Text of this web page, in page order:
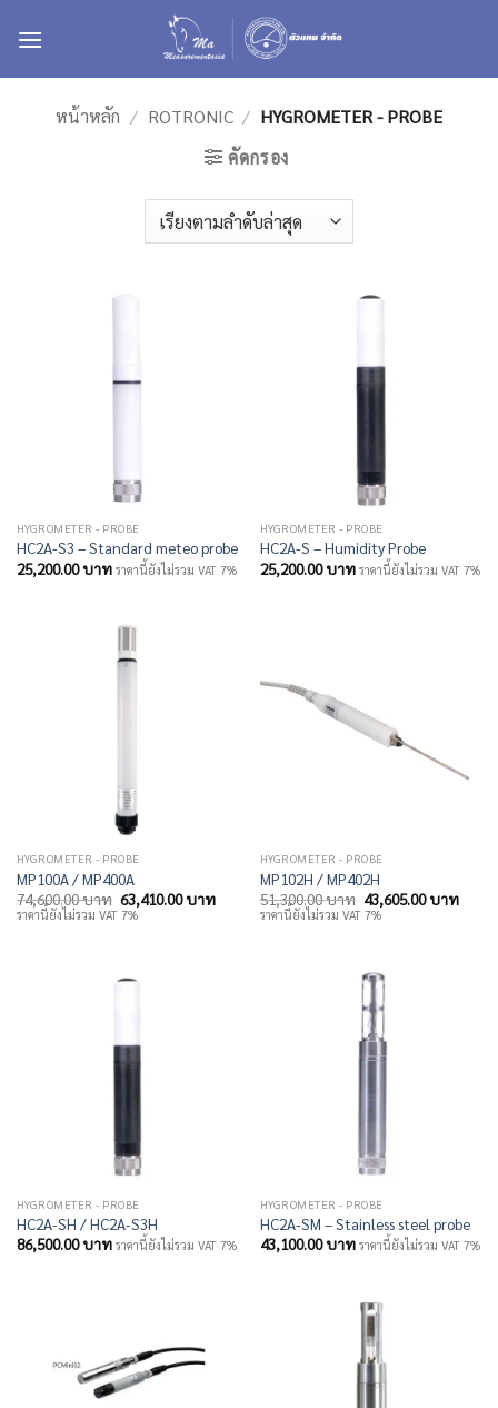
หน้าหลัก / ROTRONIC / HYGROMETER - PROBE
คัดกรอง
HYGROMETER - PROBE
HC2A-S3 – Standard meteo probe
25,200.00บาท ราคานี้ยังไม่รวม VAT 7%
HYGROMETER - PROBE
HC2A-S – Humidity Probe
25,200.00บาท ราคานี้ยังไม่รวม VAT 7%
HYGROMETER - PROBE
MP100A / MP400A
74,600.00บาท Original
price
was:
63,410.00บาทCurrent
price
ราคานี้ยังไม่รวม VAT 7%
HYGROMETER - PROBE
MP102H / MP402H
51,300.00บาท Original
price
was:
43,605.00บาท
price
ราคานี้ยังไม่รวม VAT 7%
HYGROMETER - PROBE
HC2A-SH / HC2A-S3H
86,500.00บาท ราคานี้ยังไม่รวม VAT 7%
HYGROMETER - PROBE
HC2A-SM – Stainless steel probe
43,100.00บาท ราคานี้ยังไม่รวม VAT 7%